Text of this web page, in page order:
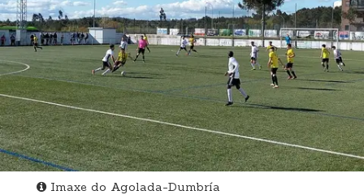
Imaxe do Agolada-Dumbría